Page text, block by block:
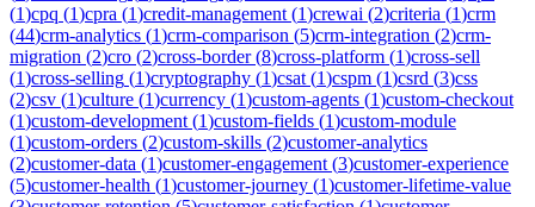
(1)cpq (1)cpra (1)credit-management (1)crewai (2)criteria (1)crm
(44)crm-analytics (1)crm-comparison (5)crm-integration (2)crm-
migration (2)cro (2)cross-border(8)cross-platform (1)cross-sell
(1)cross-selling (1)cryptography (1)csat (1)cspm (1)csrd (3)css
(2)csv (1)culture (1)currency (1)custom-agents (1)custom-checkout
(1)custom-development (1)custom-fields (1)custom-module
(1)custom-orders (2)custom-skills (2)customer-analytics
(2)customer-data (1)customer-engagement (3)customer-experience
(5)customer-health (1)customer-journey (1)customer-lifetime-value